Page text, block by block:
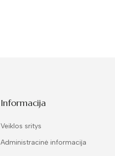
Informacija
Veiklos sritys
Administracinė informacija